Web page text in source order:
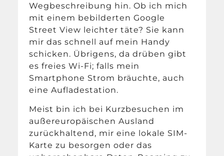
Wegbeschreibung hin. Ob ich mich
mit einem bebilderten Google
Street View leichter täte? Sie kann
mir das schnell auf mein Handy
schicken. Übrigens, da drüben gibt
es freies Wi-Fi; falls mein
Smartphone Strom bräuchte, auch
eine Aufladestation.
Meist bin ich bei Kurzbesuchen im
außereuropäischen Ausland
zurückhaltend, mir eine lokale SIM-
Karte zu besorgen oder das